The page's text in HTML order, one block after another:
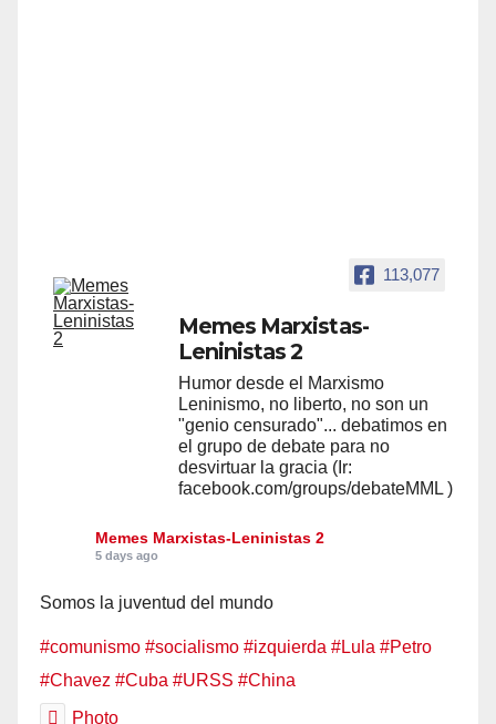
113,077
Memes Marxistas-
Leninistas 2
Humor desde el Marxismo
Leninismo, no liberto, no son un
"genio censurado"... debatimos en
el grupo de debate para no
desvirtuar la gracia (Ir:
facebook.com/groups/debateMML )
Memes Marxistas-Leninistas 2
5 days ago
Somos la juventud del mundo
#comunismo #socialismo #izquierda #Lula #Petro
#Chavez #Cuba #URSS #China
Photo